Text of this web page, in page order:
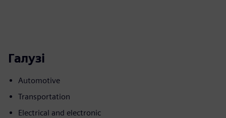
Галузі
Automotive
Transportation
Electrical and electronic